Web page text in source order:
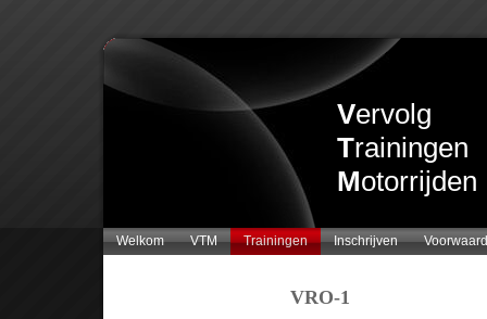
Vervolg
Trainingen
Motorrijden
Welkom VTM Trainingen Inschrijven
VRO-1